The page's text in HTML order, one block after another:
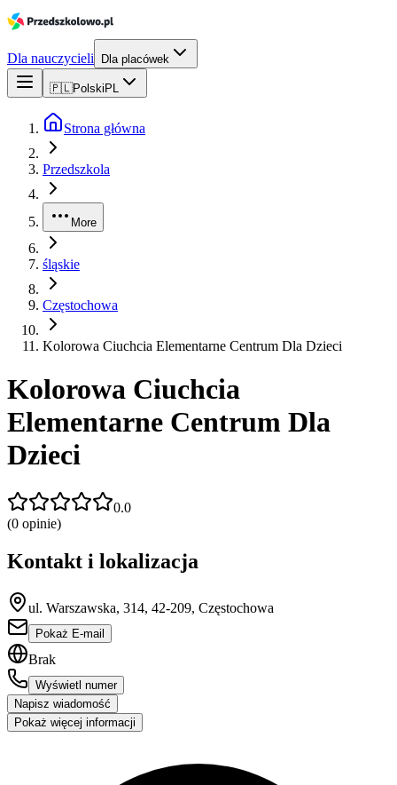
Dla nauczycieli Dla placówek
🇵🇱Polski PL
Strona główna
Przedszkola
More
śląskie
Częstochowa
Kolorowa Ciuchcia Elementarne Centrum Dla Dzieci
Kolorowa Ciuchcia
Elementarne Centrum Dla
Dzieci
0.0
(0 opinie)
Kontakt i lokalizacja
ul. Warszawska, 314, 42-209, Częstochowa
Pokaż E-mail
Brak
Wyświetl numer
Napisz wiadomość
Pokaż więcej informacji